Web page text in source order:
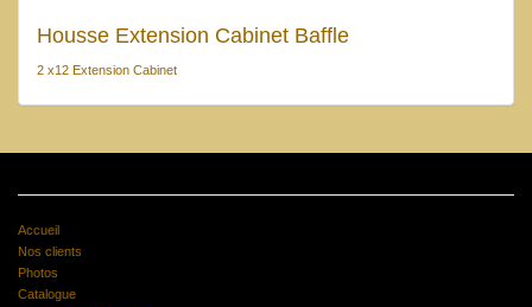
Housse Extension Cabinet Baffle
2 x12 Extension Cabinet
Accueil
Nos clients
Photos
Catalogue